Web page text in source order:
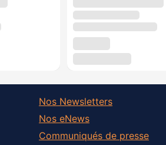
Nos Newsletters
Nos eNews
Communiqués de presse